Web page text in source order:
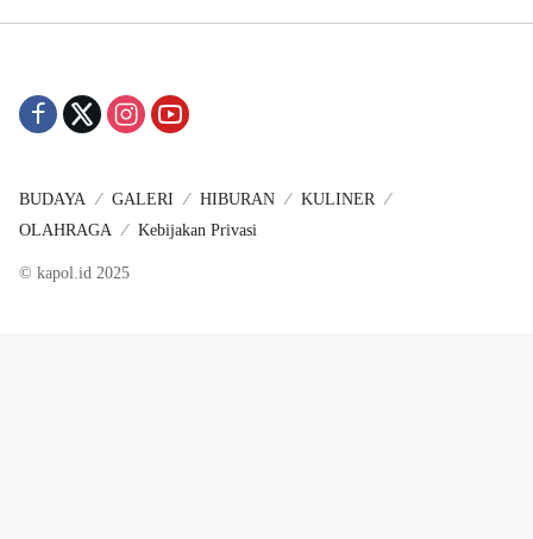
BUDAYA GALERI HIBURAN
KULINER
OLAHRAGA
Kebijakan Privasi
© kapol.id 2025